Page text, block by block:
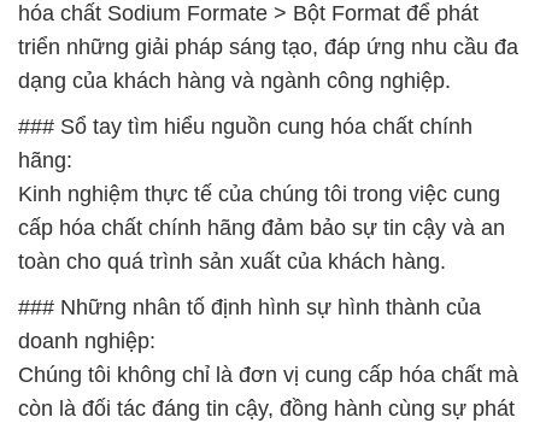
hóa chất Sodium Formate > Bột Format để phát
triển những giải pháp sáng tạo, đáp ứng nhu cầu đa
dạng của khách hàng và ngành công nghiệp.
### Sổ tay tìm hiểu nguồn cung hóa chất chính
hãng:
Kinh nghiệm thực tế của chúng tôi trong việc cung
cấp hóa chất chính hãng đảm bảo sự tin cậy và an
toàn cho quá trình sản xuất của khách hàng.
### Những nhân tố định hình sự hình thành của
doanh nghiệp:
Chúng tôi không chỉ là đơn vị cung cấp hóa chất mà
còn là đối tác đáng tin cậy, đồng hành cùng sự phát